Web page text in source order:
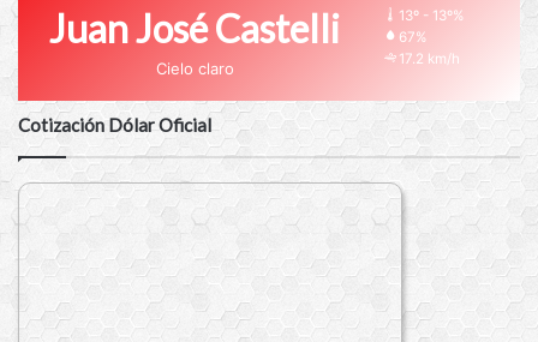
Juan José Castelli
Cielo claro
13º - 13º%
67%
17.2 km/h
Cotización Dólar Oficial